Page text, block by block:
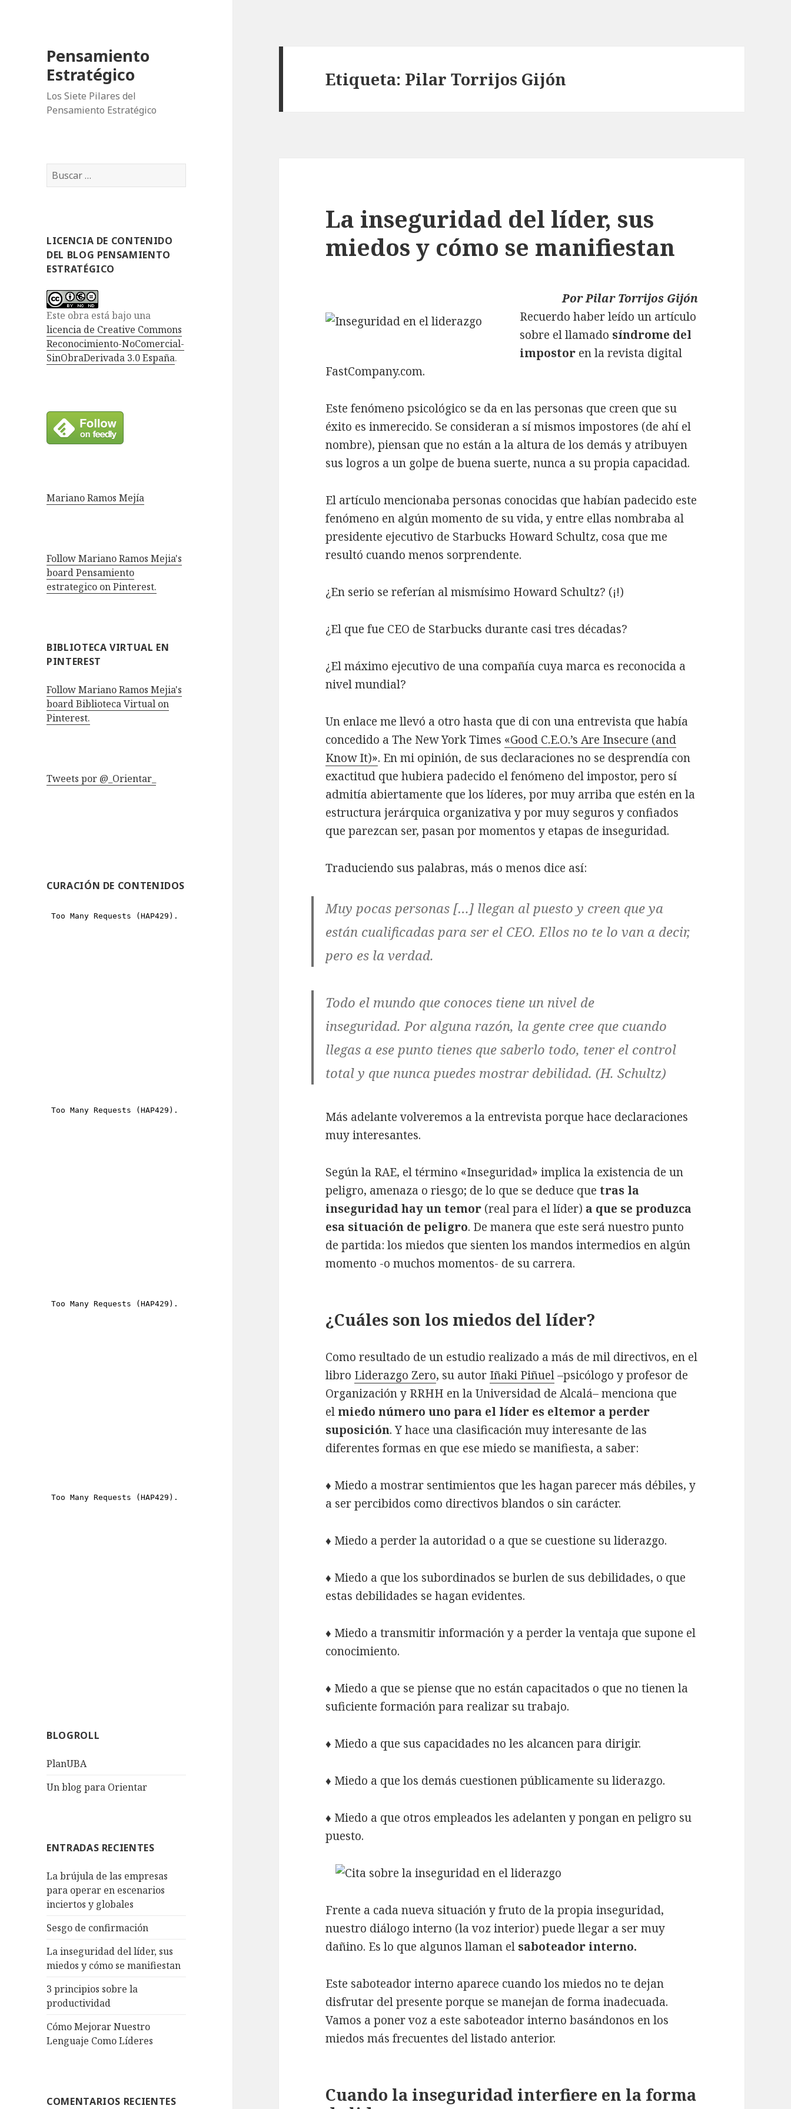
Pensamiento
Estratégico
Los Siete Pilares del
Pensamiento Estratégico
B
u
r
:
LICENCIA DE CONTENIDO
DEL BLOG PENSAMIENTO
ESTRATÉGICO
Este obra está bajo una
licencia de Creative Commons
Reconocimiento-NoComercial-
SinObraDerivada 3.0 España.
Mariano Ramos Mejía
Follow Mariano Ramos Mejia's
board Pensamiento
estrategico on Pinterest.
BIBLIOTECA VIRTUAL EN
PINTEREST
Follow Mariano Ramos Mejia's
board Biblioteca Virtual on
Pinterest.
Tweets por @_Orientar_
CURACIÓN DE CONTENIDOS
BLOGROLL
PlanUBA
Un blog para Orientar
ENTRADAS RECIENTES
La brújula de las empresas
para operar en escenarios
inciertos y globales
Sesgo de confirmación
La inseguridad del líder, sus
miedos y cómo se manifiestan
3 principios sobre la
productividad
Cómo Mejorar Nuestro
Lenguaje Como Líderes
COMENTARIOS RECIENTES
Etiqueta: Pilar Torrijos Gijón
La inseguridad del líder, sus
miedos y cómo se manifiestan
Por Pilar Torrijos Gijón
Recuerdo haber leído un artículo
sobre el llamado síndrome del
impostor en la revista digital
FastCompany.com.
Este fenómeno psicológico se da en las personas que creen que su
éxito es inmerecido. Se consideran a sí mismos impostores (de ahí el
nombre), piensan que no están a la altura de los demás y atribuyen
sus logros a un golpe de buena suerte, nunca a su propia capacidad.
El artículo mencionaba personas conocidas que habían padecido este
fenómeno en algún momento de su vida, y entre ellas nombraba al
presidente ejecutivo de Starbucks Howard Schultz, cosa que me
resultó cuando menos sorprendente.
¿En serio se referían al mismísimo Howard Schultz? (¡!)
¿El que fue CEO de Starbucks durante casi tres décadas?
¿El máximo ejecutivo de una compañía cuya marca es reconocida a
nivel mundial?
Un enlace me llevó a otro hasta que di con una entrevista que había
concedido a The New York Times «Good C.E.O.’s Are Insecure (and
Know It)». En mi opinión, de sus declaraciones no se desprendía con
exactitud que hubiera padecido el fenómeno del impostor, pero sí
admitía abiertamente que los líderes, por muy arriba que estén en la
estructura jerárquica organizativa y por muy seguros y confiados
que parezcan ser, pasan por momentos y etapas de inseguridad.
Traduciendo sus palabras, más o menos dice así:
Muy pocas personas […] llegan al puesto y creen que ya
están cualificadas para ser el CEO. Ellos no te lo van a decir,
pero es la verdad.
Todo el mundo que conoces tiene un nivel de
inseguridad.Por alguna razón, la gente cree que cuando
llegas a ese punto tienes que saberlo todo, tener el control
total y que nunca puedes mostrar debilidad. (H. Schultz)
Más adelante volveremos a la entrevista porque hace declaraciones
muy interesantes.
Según la RAE, el término «Inseguridad» implica la existencia de un
peligro, amenaza o riesgo; de lo que se deduce que tras la
inseguridad hay un temor (real para el líder) a que se produzca
esa situación de peligro. De manera que este será nuestro punto
de partida: los miedos que sienten los mandos intermedios en algún
momento -o muchos momentos- de su carrera.
¿Cuáles son los miedos del líder?
Como resultado de un estudio realizado a más de mil directivos, en el
libro Liderazgo Zero, su autor Iñaki Piñuel–psicólogo y profesor de
Organización y RRHH en la Universidad de Alcalá– menciona que
el miedo número uno para el líder es eltemor a perder
suposición. Y hace una clasificación muy interesante de las
diferentes formas en que ese miedo se manifiesta, a saber:
♦ Miedo a mostrar sentimientos que les hagan parecer más débiles, y
a ser percibidos como directivos blandos o sin carácter.
♦ Miedo a perder la autoridad o a que se cuestione su liderazgo.
♦ Miedo a que los subordinados se burlen de sus debilidades, o que
estas debilidades se hagan evidentes.
♦ Miedo a transmitir información y a perder la ventaja que supone el
conocimiento.
♦ Miedo a que se piense que no están capacitados o que no tienen la
suficiente formación para realizar su trabajo.
♦ Miedo a que sus capacidades no les alcancen para dirigir.
♦ Miedo a que los demás cuestionen públicamente su liderazgo.
♦ Miedo a que otros empleados les adelanten y pongan en peligro su
puesto.
Frente a cada nueva situación y fruto de la propia inseguridad,
nuestro diálogo interno (la voz interior) puede llegar a ser muy
dañino. Es lo que algunos llaman el saboteador interno.
Este saboteador interno aparece cuando los miedos no te dejan
disfrutar del presente porque se manejan de forma inadecuada.
Vamos a poner voz a este saboteador interno basándonos en los
miedos más frecuentes del listado anterior.
Cuando la inseguridad interfiere en la forma